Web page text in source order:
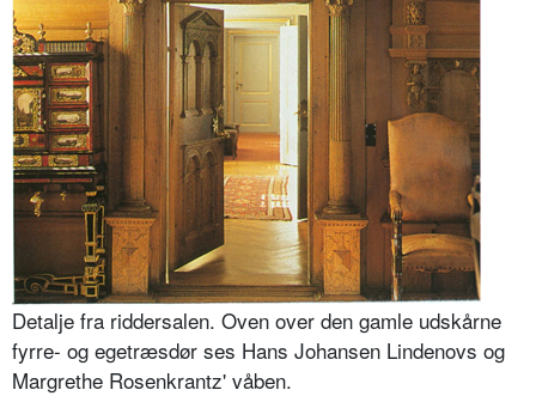
Detalje fra riddersalen. Oven over den gamle udskårne
fyrre- og egetræsdør ses Hans Johansen Lindenovs og
Margrethe Rosenkrantz' våben.